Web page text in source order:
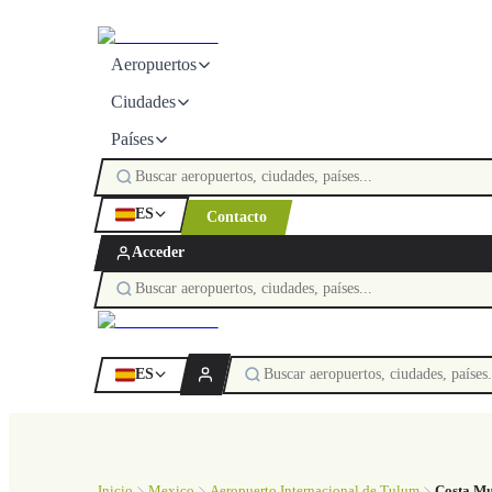
Aeropuertos
Ciudades
Países
ES Contacto
Acceder
ES